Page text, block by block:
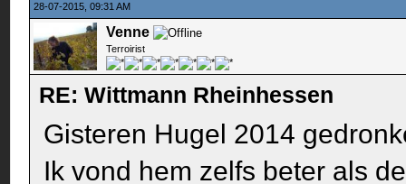
28-07-2015, 09:31 AM
Venne
Terroirist
RE: Wittmann Rheinhessen
Gisteren Hugel 2014
Ik vond hem zelfs beter als